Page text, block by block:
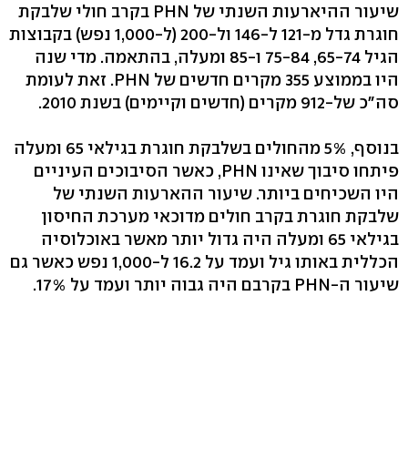
שיעור ההיארעות השנתי של PHN בקרב חולי שלבקת
חוגרת גדל מ-121 ל-146 ול-200 (ל-1,000 נפש) בקבוצות
הגיל 65-74, 75-84 ו-85 ומעלה, בהתאמה. מדי שנה
היו בממוצע 355 מקרים חדשים של PHN. זאת לעומת
סה"כ של-912 מקרים (חדשים וקיימים) בשנת 2010.
בנוסף, 5% מהחולים בשלבקת חוגרת בגילאי 65 ומעלה
פיתחו סיבוך שאינו PHN, כאשר הסיבוכים העיניים
היו השכיחים ביותר. שיעור ההארעות השנתי של
שלבקת חוגרת בקרב חולים מדוכאי מערכת החיסון
בגילאי 65 ומעלה היה גדול יותר מאשר באוכלוסיה
הכללית באותו גיל ועמד על 16.2 ל-1,000 נפש כאשר גם
שיעור ה-PHN בקרבם היה גבוה יותר ועמד על 17%.